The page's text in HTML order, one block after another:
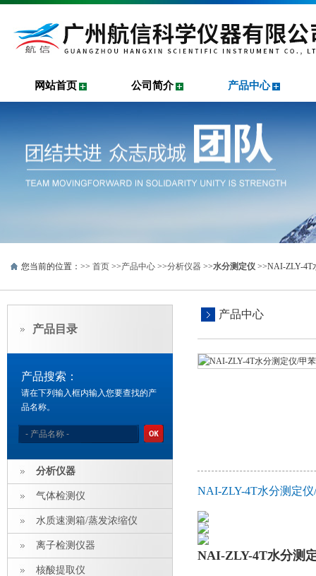
网站首页 公司简介 产品中心
您当前的位置：>> 首页 >>产品中心 >>分析仪器 >>水分测定仪 >>NAI-ZLY-4T
产品目录
产品搜索：
请在下列输入框内输入您要查找的产
品名称。
分析仪器
气体检测仪
水质速测箱/蒸发浓缩仪
离子检测仪器
核酸提取仪
产品中心
NAI-ZLY-4T水分测定
NAI-ZLY-4T水分测